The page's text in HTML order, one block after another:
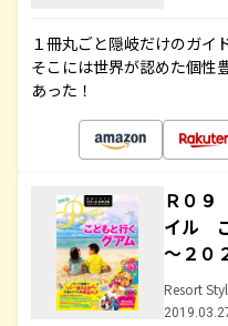
１冊丸ごと隠岐だけのガイ
そこには世界が認めた個性
あった！
Ｒ０
イル
～２０
Resort